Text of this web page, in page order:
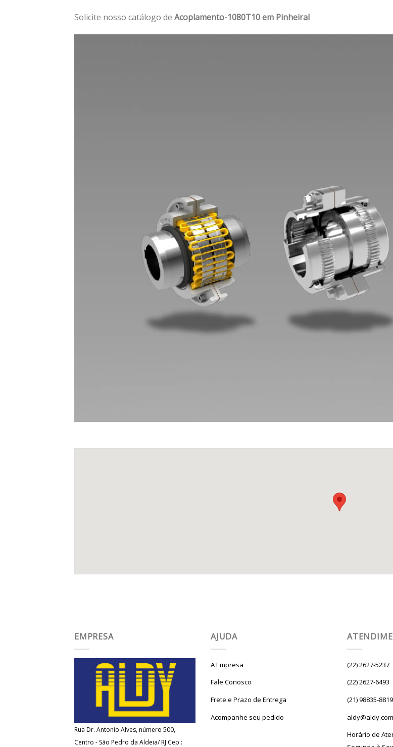
Solicite nosso catálogo de Acoplamento-1080T10 em Pinheiral
EMPRESA
Rua Dr. Antonio Alves, número 500,
Centro - São Pedro da Aldeia/ RJ Cep.:
AJUDA
A Empresa
Fale Conosco
Frete e Prazo de Entrega
Acompanhe seu pedido
(22) 2627-5237
(22) 2627-6493
(21) 98835-8819
Horário de